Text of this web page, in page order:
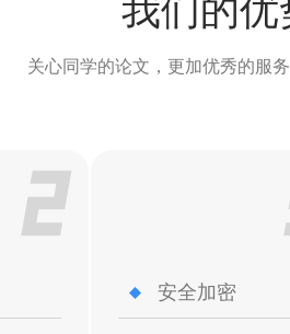
我们的优
关心同学的论文，更加优秀的服
安全加密